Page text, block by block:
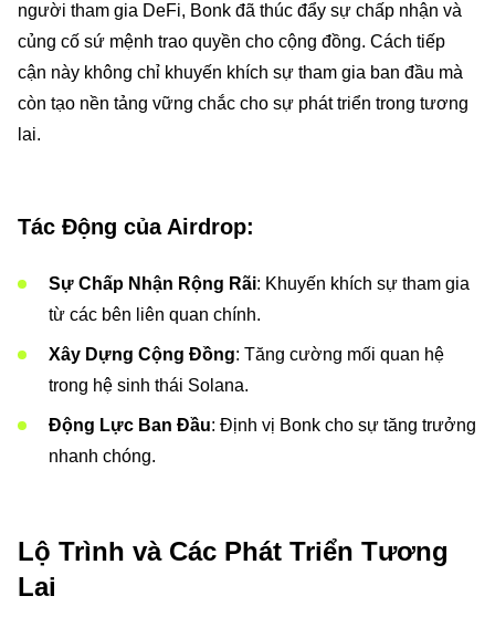
người tham gia DeFi, Bonk đã thúc đẩy sự chấp nhận và
củng cố sứ mệnh trao quyền cho cộng đồng. Cách tiếp
cận này không chỉ khuyến khích sự tham gia ban đầu mà
còn tạo nền tảng vững chắc cho sự phát triển trong tương
lai.
Tác Động của Airdrop:
Sự Chấp Nhận Rộng Rãi: Khuyến khích sự tham gia
từ các bên liên quan chính.
Xây Dựng Cộng Đồng: Tăng cường mối quan hệ
trong hệ sinh thái Solana.
Động Lực Ban Đầu: Định vị Bonk cho sự tăng trưởng
nhanh chóng.
Lộ Trình và Các Phát Triển Tương
Lai